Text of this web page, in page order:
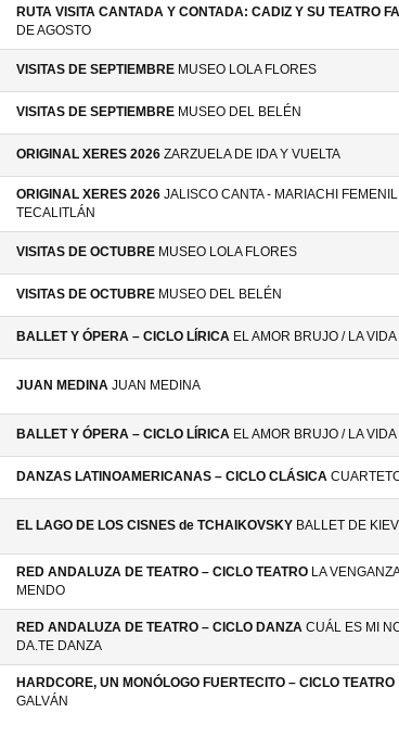
RUTA VISITA CANTADA Y CONTADA: CADIZ Y SU TEATRO
DE AGOSTO
VISITAS DE SEPTIEMBRE MUSEO LOLA FLORES
VISITAS DE SEPTIEMBRE MUSEO DEL BELÉN
ORIGINAL XERES 2026 ZARZUELA DE IDA Y VUELTA
ORIGINAL XERES 2026 JALISCO CANTA - MARIACHI
TECALITLÁN
VISITAS DE OCTUBRE MUSEO LOLA FLORES
VISITAS DE OCTUBRE MUSEO DEL BELÉN
BALLET Y ÓPERA – CICLO LÍRICA EL AMOR BRUJO / LA
JUAN MEDINA JUAN MEDINA
BALLET Y ÓPERA – CICLO LÍRICA EL AMOR BRUJO / LA
DANZAS LATINOAMERICANAS – CICLO CLÁSICA
EL LAGO DE LOS CISNES de TCHAIKOVSKY BALLET DE KIEV
RED ANDALUZA DE TEATRO – CICLO TEATRO LA
MENDO
RED ANDALUZA DE TEATRO – CICLO DANZA CUÁL ES MI
DA.TE DANZA
HARDCORE, UN MONÓLOGO FUERTECITO – CICLO TEATRO
GALVÁN